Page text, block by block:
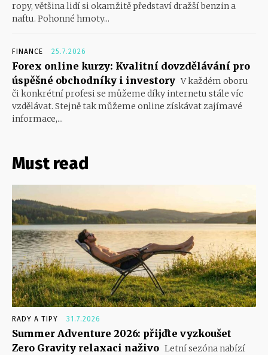
ropy, většina lidí si okamžitě představí dražší benzin a
naftu. Pohonné hmoty...
FINANCE 25.7.2026
Forex online kurzy: Kvalitní dovzdělávání pro
úspěšné obchodníky i investory V každém oboru
či konkrétní profesi se můžeme díky internetu stále víc
vzdělávat. Stejně tak můžeme online získávat zajímavé
informace,...
Must read
RADY A TIPY 31.7.2026
Summer Adventure 2026: přijďte vyzkoušet
Zero Gravity relaxaci naživo Letní sezóna nabízí